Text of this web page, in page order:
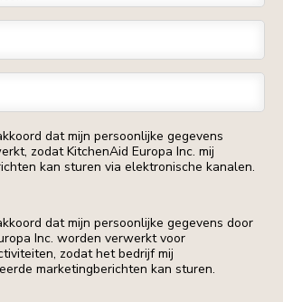
dat mijn persoonlijke gegevens
zodat KitchenAid Europa Inc. mij
kan sturen via elektronische kanalen.
dat mijn persoonlijke gegevens door
Inc. worden verwerkt voor
zodat het bedrijf mij
marketingberichten kan sturen.